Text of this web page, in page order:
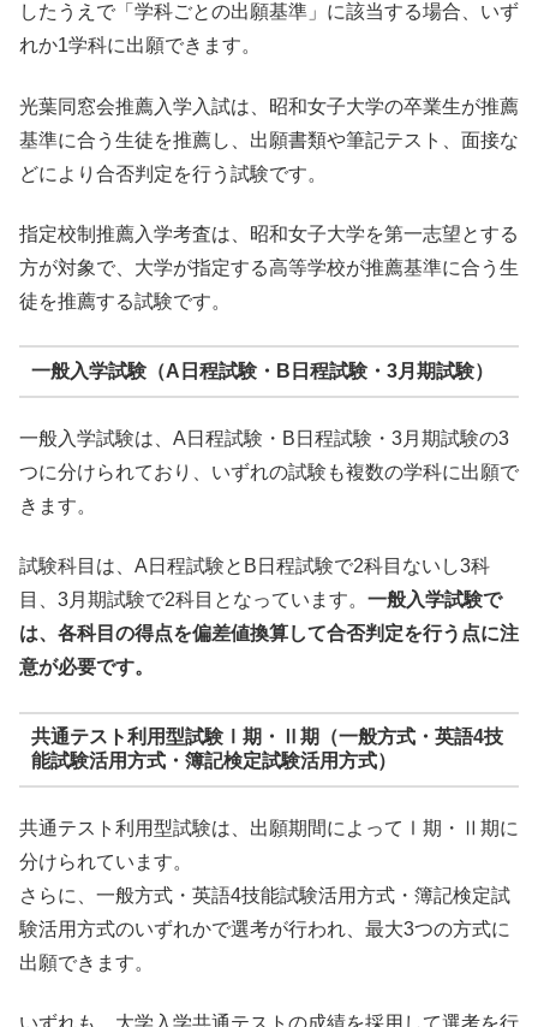
したうえで「学科ごとの出願基準」に該当する場合、いず
れか1学科に出願できます。
光葉同窓会推薦入学入試は、昭和女子大学の卒業生が推薦
基準に合う生徒を推薦し、出願書類や筆記テスト、面接な
どにより合否判定を行う試験です。
指定校制推薦入学考査は、昭和女子大学を第一志望とする
方が対象で、大学が指定する高等学校が推薦基準に合う生
徒を推薦する試験です。
一般入学試験（A日程試験・B日程試験・3月期試験）
一般入学試験は、A日程試験・B日程試験・3月期試験の3
つに分けられており、いずれの試験も複数の学科に出願で
きます。
試験科目は、A日程試験とB日程試験で2科目ないし3科
目、3月期試験で2科目となっています。 一般入学試験で
は、各科目の得点を偏差値換算して合否判定を行う点に注
意が必要です。
共通テスト利用型試験Ⅰ期・Ⅱ期（一般方式・英語4技
能試験活用方式・簿記検定試験活用方式）
共通テスト利用型試験は、出願期間によってⅠ期・Ⅱ期に
分けられています。
さらに、一般方式・英語4技能試験活用方式・簿記検定試
験活用方式のいずれかで選考が行われ、最大3つの方式に
出願できます。